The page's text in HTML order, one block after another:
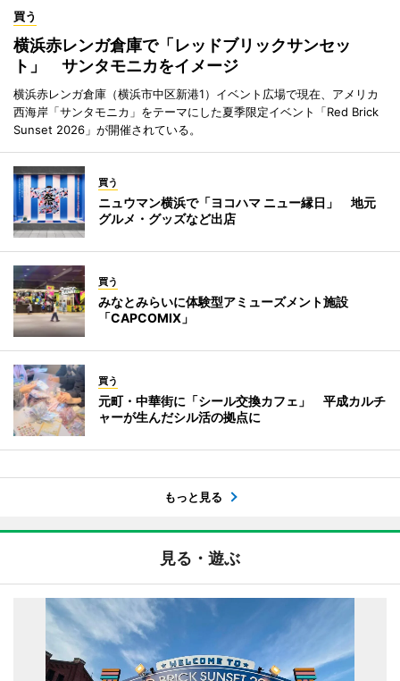
買う
横浜赤レンガ倉庫で「レッドブリックサンセッ
ト」 サンタモニカをイメージ
横浜赤レンガ倉庫（横浜市中区新港1）イベント広場で現在、アメリカ
西海岸「サンタモニカ」をテーマにした夏季限定イベント「Red Brick
Sunset 2026」が開催されている。
買う
ニュウマン横浜で「ヨコハマ ニュー縁日」 地元
グルメ・グッズなど出店
買う
みなとみらいに体験型アミューズメント施設
「CAPCOMIX」
買う
元町・中華街に「シール交換カフェ」 平成カルチ
ャーが生んだシル活の拠点に
もっと見る
見る・遊ぶ